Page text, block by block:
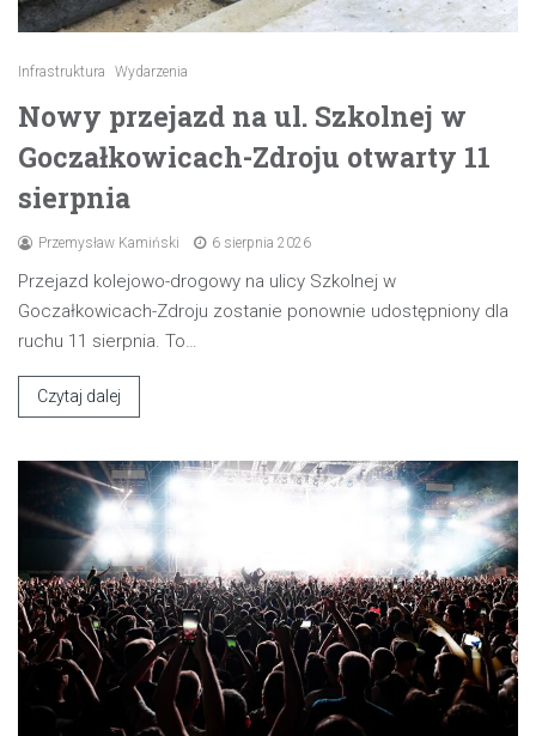
Infrastruktura Wydarzenia
Nowy przejazd na ul. Szkolnej w
Goczałkowicach-Zdroju otwarty 11
sierpnia
Przemysław Kamiński 6 sierpnia 2026
Przejazd kolejowo-drogowy na ulicy Szkolnej w
Goczałkowicach-Zdroju zostanie ponownie udostępniony dla
ruchu 11 sierpnia. To…
Czytaj dalej